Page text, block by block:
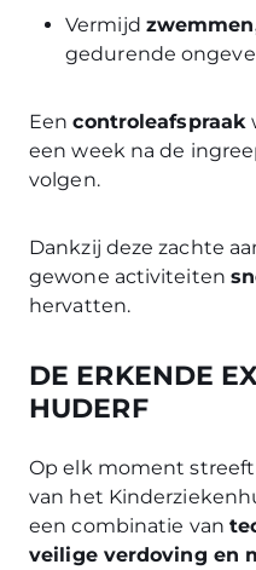
Vermijd
gedurende
Eencontroleafspraak
een week na de
volgen.
Dankzij deze zachte
gewone activiteiten
hervatten.
DE ERKENDE
HUDERF
Op elk moment
van het
een combinatie van
veilige verdoving en